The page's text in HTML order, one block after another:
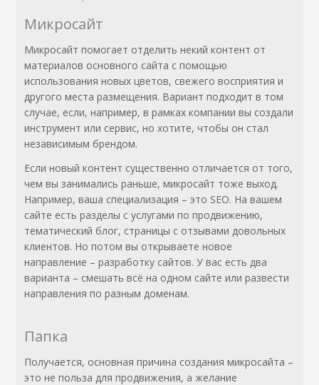
Микросайт
Микросайт помогает отделить некий контент от
материалов основного сайта с помощью
использования новых цветов, свежего восприятия и
другого места размещения. Вариант подходит в том
случае, если, например, в рамках компании вы создали
инструмент или сервис, но хотите, чтобы он стал
независимым брендом.
Если новый контент существенно отличается от того,
чем вы занимались раньше, микросайт тоже выход.
Например, ваша специализация – это SEO. На вашем
сайте есть разделы с услугами по продвижению,
тематический блог, страницы с отзывами довольных
клиентов. Но потом вы открываете новое
направление – разработку сайтов. У вас есть два
варианта – смешать всё на одном сайте или развести
направления по разным доменам.
Папка
Получается, основная причина создания микросайта –
это не польза для продвижения, а желание